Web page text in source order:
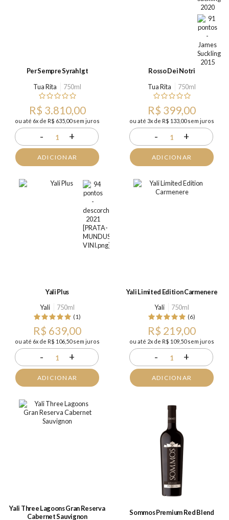
Per Sempre Syrah Igt
Tua Rita
750ml
R$ 3.810,00
ou até 6x de R$ 635,00 sem juros
- 1 +
ADICIONAR
Rosso Dei Notri
Tua Rita
750ml
R$ 399,00
ou até 3x de R$ 133,00 sem juros
- 1 +
ADICIONAR
Yali Plus
Yali
750ml
(1)
R$ 639,00
ou até 6x de R$ 106,50 sem juros
- 1 +
ADICIONAR
Yali Limited Edition Carmenere
Yali
750ml
(6)
R$ 219,00
ou até 2x de R$ 109,50 sem juros
- 1 +
ADICIONAR
Yali Three Lagoons Gran Reserva
Cabernet Sauvignon
Sommos Premium Red Blend